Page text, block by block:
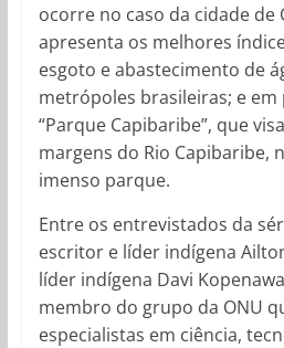
ocorre no caso da cidade de
apresenta os melhores
esgoto e abastecimento de
metrópoles brasileiras; e
“Parque Capibaribe”, que
margens do Rio Capibaribe,
imenso parque.
Entre os entrevistados da
escritor e líder indígena
líder indígena Davi
membro do grupo da ONU
especialistas em ciência,